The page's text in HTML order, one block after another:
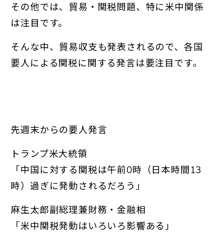
その他では、貿易・関税問題、特に米中関係
は注目です。
そんな中、貿易収支も発表されるので、各国
要人による関税に関する発言は要注目です。
先週末からの要人発言
トランプ米大統領
「中国に対する関税は午前0時（日本時間13
時） 過ぎに発動されるだろう」
麻生太郎副総理兼財務・金融相
「米中関税発動はいろいろ影響ある」